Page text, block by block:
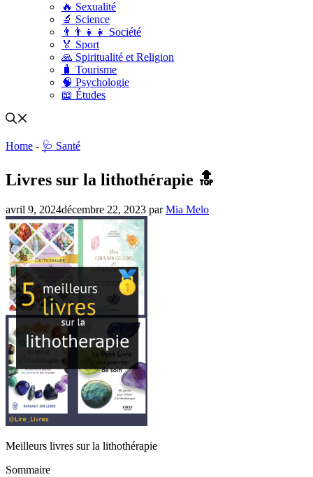
🔥 Sexualité
🔬 Science
👨‍👨‍👧‍👧 Société
🏅 Sport
🙏 Spiritualité et Religion
🧳 Tourisme
🧠 Psychologie
📖 Études
Home - 🩺 Santé
Livres sur la lithothérapie 🔝
avril 9, 2024décembre 22, 2023 parMia Melo
Meilleurs livres sur la lithothérapie
Sommaire